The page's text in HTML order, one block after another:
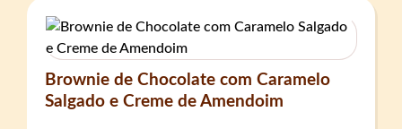
Brownie de Chocolate com Caramelo
Salgado e Creme de Amendoim